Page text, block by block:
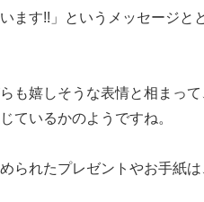
ます!!」というメッセージと
も嬉しそうな表情と相まっ
ているかのようですね。
られたプレゼントやお手紙